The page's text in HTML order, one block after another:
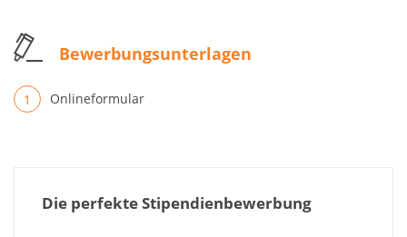
Bewerbungsunterlagen
Onlineformular
Die perfekte Stipendienbewerbung